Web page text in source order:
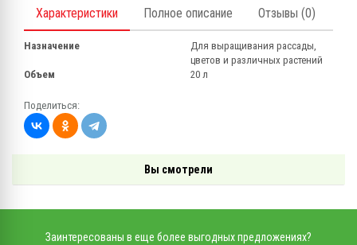
Характеристики Полное описание Отзывы (0)
Назначение
Для выращивания рассады,
цветов и различных растений
Объем
20 л
Поделиться:
Вы смотрели
Заинтересованы в еще более выгодных предложениях?